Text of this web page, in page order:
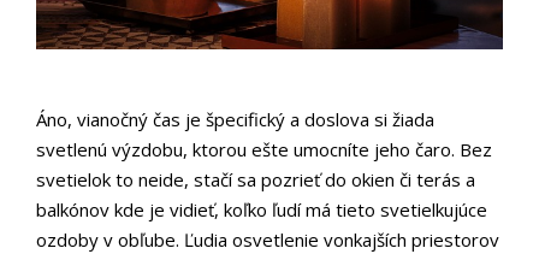
Áno, vianočný čas je špecifický a doslova si žiada
svetlenú výzdobu, ktorou ešte umocníte jeho čaro. Bez
svetielok to neide, stačí sa pozrieť do okien či terás a
balkónov kde je vidieť, koľko ľudí má tieto svetielkujúce
ozdoby v obľube. Ľudia osvetlenie vonkajších priestorov